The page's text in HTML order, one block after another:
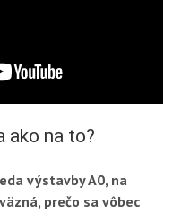
ako na to?
výstavby A0, na
prečo sa vôbec